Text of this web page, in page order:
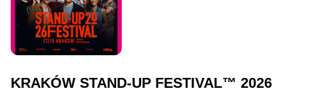
KRAKÓW STAND-UP FESTIVAL™ 2026